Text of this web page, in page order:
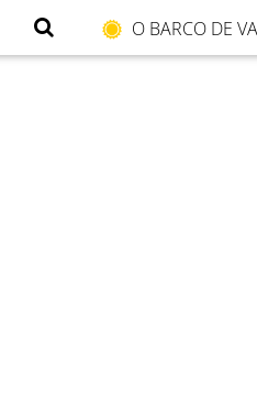
O BARCO DE